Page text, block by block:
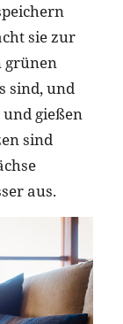
sie zur
grünen
sind, und
gießen
sind
aus.